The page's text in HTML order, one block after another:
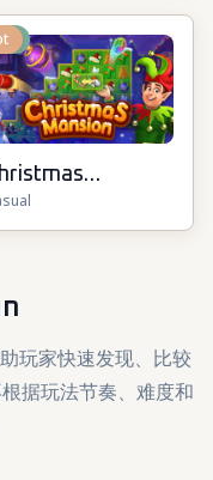
玩家快速发现、比较
据玩法节奏、难度和